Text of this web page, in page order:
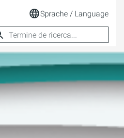
Sprache / Language